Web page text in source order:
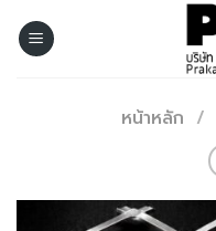
หน้าหลัก /